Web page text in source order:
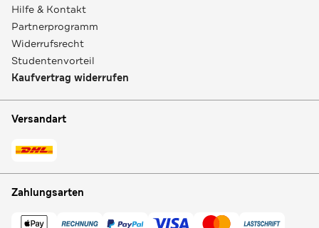
Hilfe & Kontakt
Partnerprogramm
Widerrufsrecht
Studentenvorteil
Kaufvertrag widerrufen
Versandart
Zahlungsarten